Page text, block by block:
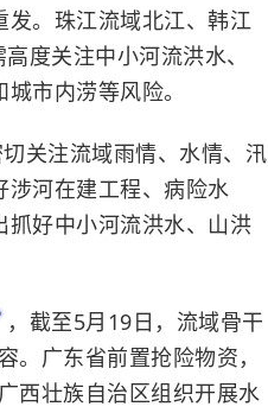
。珠江流域北江、韩江
高度关注中小河流洪水、
市内涝等风险。
关注流域雨情、水情、汛
河在建工程、病险水
好中小河流洪水、山洪
，截至5月19日，流域骨干
。广东省前置抢险物资，
西壮族自治区组织开展水